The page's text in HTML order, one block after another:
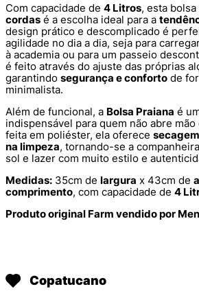
Com capacidade de 4 Litros, esta
cordas é a escolha ideal para a
design prático e descomplicado é
agilidade no dia a dia, seja para
à academia ou para um passeio
é feito através do ajuste das próprias
garantindo segurança e conforto de
minimalista.
Além de funcional, a Bolsa Praiana é
indispensável para quem não abre
feita em poliéster, ela oferece
na limpeza, tornando-se a
sol e lazer com muito estilo e
Medidas: 35cm de largura x 43cm de
comprimento, com capacidade de 4
Produto original Farm vendido por
Copatucano